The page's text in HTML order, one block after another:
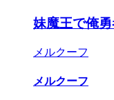
妹魔王で俺
メルクーフ
メルクーフ